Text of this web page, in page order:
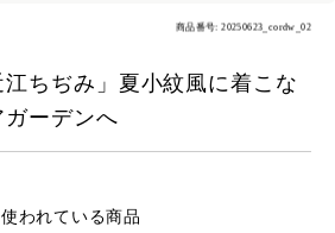
商品番号: 20250623_cordw_02
江ちぢみ」夏小紋風に着こな
ガーデンへ
使われている商品